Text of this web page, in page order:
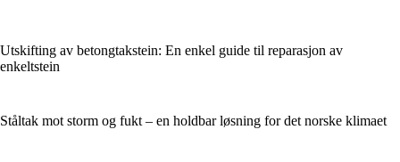
Utskifting av betongtakstein: En enkel guide til reparasjon av
enkeltstein
Ståltak mot storm og fukt – en holdbar løsning for det norske klimaet